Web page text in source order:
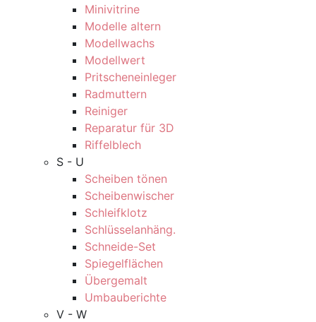
Minivitrine
Modelle altern
Modellwachs
Modellwert
Pritscheneinleger
Radmuttern
Reiniger
Reparatur für 3D
Riffelblech
S - U
Scheiben tönen
Scheibenwischer
Schleifklotz
Schlüsselanhäng.
Schneide-Set
Spiegelflächen
Übergemalt
Umbauberichte
V - W